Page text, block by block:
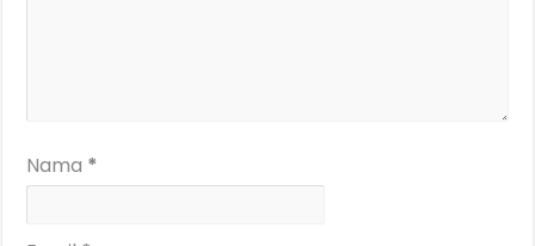
Nama *